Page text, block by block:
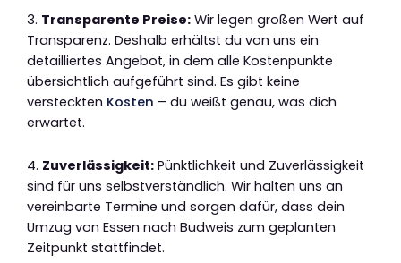
3. Transparente Preise: Wir legen großen Wert auf
Transparenz. Deshalb erhältst du von uns ein
detailliertes Angebot, in dem alle Kostenpunkte
übersichtlich aufgeführt sind. Es gibt keine
versteckten Kosten – du weißt genau, was dich
erwartet.
4. Zuverlässigkeit: Pünktlichkeit und Zuverlässigkeit
sind für uns selbstverständlich. Wir halten uns an
vereinbarte Termine und sorgen dafür, dass dein
Umzug von Essen nach Budweis zum geplanten
Zeitpunkt stattfindet.